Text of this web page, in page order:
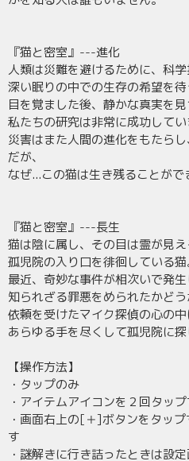
『猫と密室』---進化
人類は災難を避けるために、科学
深い眠りの中での生存の希望を待
目を覚ました後、静かな真実を見
私たちの研究は非常に成功してい
災害はまた人間の進化をもたらし
だが、
なぜ...この猫は生き残ることがで
『猫と密室』---長生
猫は陰に属し、その目は霊が見え
孤児院の入り口を徘徊している猫
最近、奇妙な事件が相次いで発生
知られざる罪悪をめられたかどう
依頼を受けたマイク探偵の心の中
あらゆる手を尽くして孤児院に探
【操作方法】
・タップのみ
・アイテムアイコンを２回タッ
・画面右上の[＋]ボタンをタッ
す
・謎解きに行き詰ったときは設